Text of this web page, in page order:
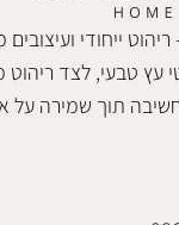
ריהוט ייחודי
עץ טבעי, לצד ריהוט
תוך שמירה על